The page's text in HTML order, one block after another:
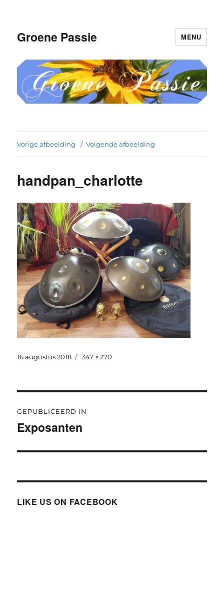
Groene Passie MENU
Vorige afbeelding Volgende afbeelding
handpan_charlotte
Geplaatst
16 augustus 2018
Volledige
347 × 270
navigatie
GEPUBLICEERD IN
Exposanten
LIKE US ON FACEBOOK